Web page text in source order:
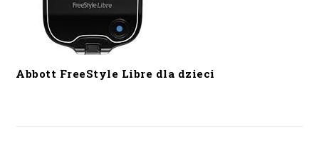
Abbott FreeStyle Libre dla dzieci